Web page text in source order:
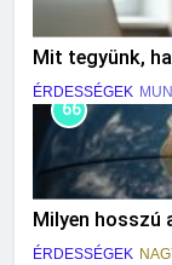
Mit tegyünk,
ÉRDESSÉGEK
66
Milyen hosszú
ÉRDESSÉGEK